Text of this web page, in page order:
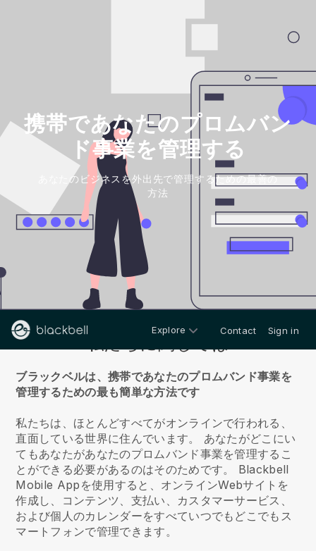
携帯であなたのプロムバン
ド事業を管理する
あなたのビジネスを外出先で管理するための最善の
方法
Explore Contact Sign in
ブラックベルは、携帯であなたのプロムバンド事業を
管理するための最も簡単な方法です
私たちは、ほとんどすべてがオンラインで行われる、
直面している世界に住んでいます。 あなたがどこにい
てもあなたがあなたのプロムバンド事業を管理するこ
とができる必要があるのはそのためです。
Blackbell
Mobile Appを使用すると、オンラインWebサイトを
作成し、コンテンツ、支払い、カスタマーサービス、
および個人のカレンダーをすべていつでもどこでもス
マートフォンで管理できます。